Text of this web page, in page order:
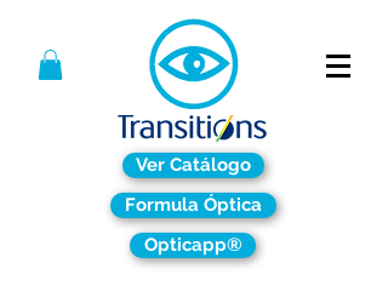
Ver Catálogo
Formula Óptica
Opticapp®